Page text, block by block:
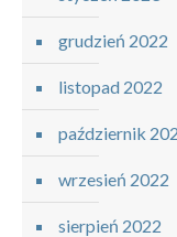
grudzień 2022
listopad 2022
październik
wrzesień 2022
sierpień 2022